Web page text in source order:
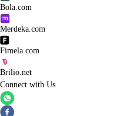
Bola.com
Merdeka.com
Fimela.com
Brilio.net
Connect with Us